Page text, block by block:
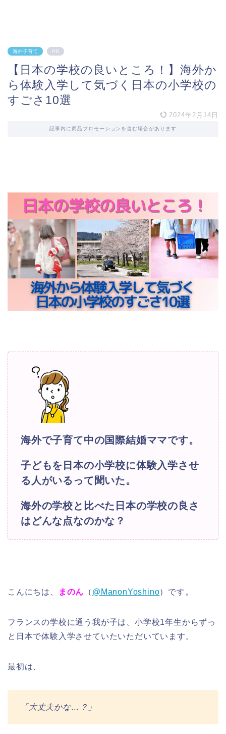
海外子育て PR
【日本の学校の良いところ！】海外か
ら体験入学して気づく日本の小学校の
すごさ10選
2024年2月14日
記事内に商品プロモーションを含む場合があります
海外で子育て中の国際結婚ママです。
子どもを日本の小学校に体験入学させ
る人がいるって聞いた。
海外の学校と比べた日本の学校の良さ
はどんな点なのかな？
こんにちは、 まのん （ @ManonYoshino）です。
フランスの学校に通う我が子は、小学校1年生からずっ
と日本で体験入学させていたいただいています。
最初は、
「大丈夫かな…？」